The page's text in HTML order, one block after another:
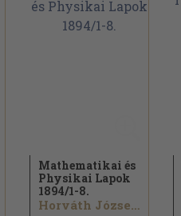
Mathematikai és
Physikai Lapok
1894/1-8.
Horváth József...